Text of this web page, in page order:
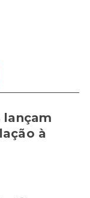
lançam
à